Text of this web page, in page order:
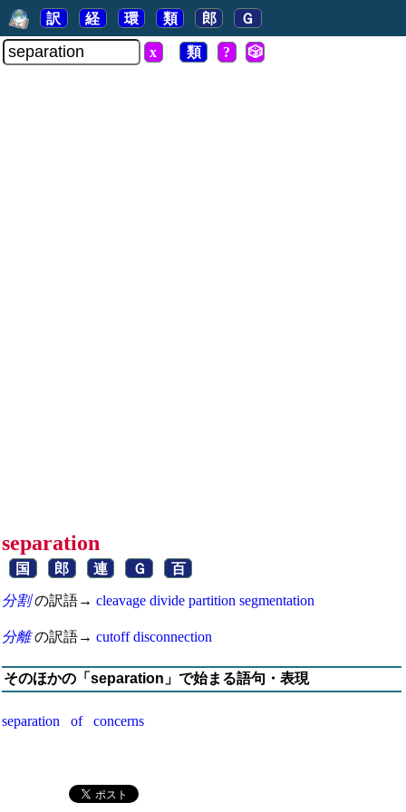
訳 経 環 類 郎 Ｇ
x 類 ? 🎲
separation
国 郎 連 Ｇ 百
分割の訳語→ cleavage divide partition segmentation
分離の訳語→ cutoff disconnection
そのほかの「separation」で始まる語句・表現
separation of concerns